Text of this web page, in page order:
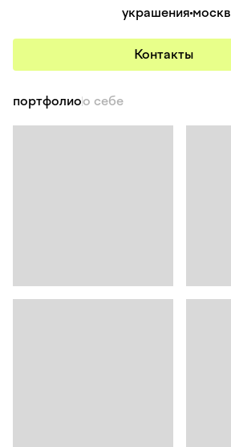
украшения
Контакты
портфолиоо себе